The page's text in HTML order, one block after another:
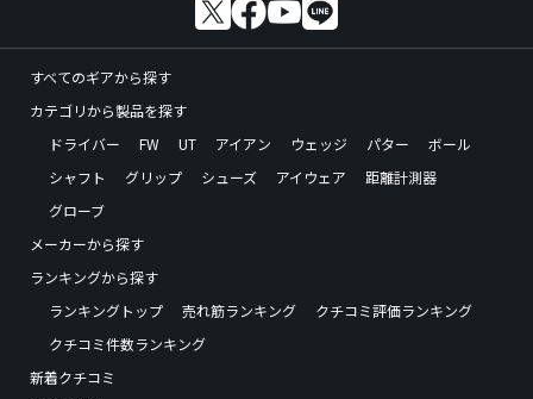
すべてのギアから探す
カテゴリから製品を探す
ドライバー
FW UT アイアン ウェッジ パター
ボール
シャフト
グリップ シューズ アイウェア
距離計測器
グローブ
メーカーから探す
ランキングから探す
ランキングトップ
売れ筋ランキング
クチコミ評価ランキング
クチコミ件数ランキング
新着クチコミ